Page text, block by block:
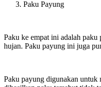
Paku Payung
Paku ke empat ini adalah
hujan. Paku payung ini juga
Paku payung digunakan untuk